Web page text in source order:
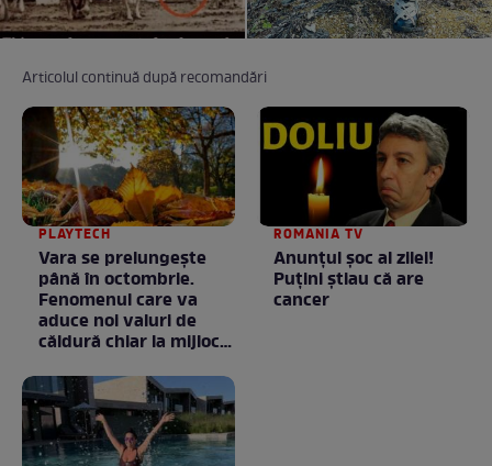
Articolul continuă după recomandări
PLAYTECH
Vara se prelungeşte
până în octombrie.
Fenomenul care va
aduce noi valuri de
căldură chiar la mijlocul
ROMANIA TV
Anunţul şoc al zilei!
Puţini ştiau că are
cancer